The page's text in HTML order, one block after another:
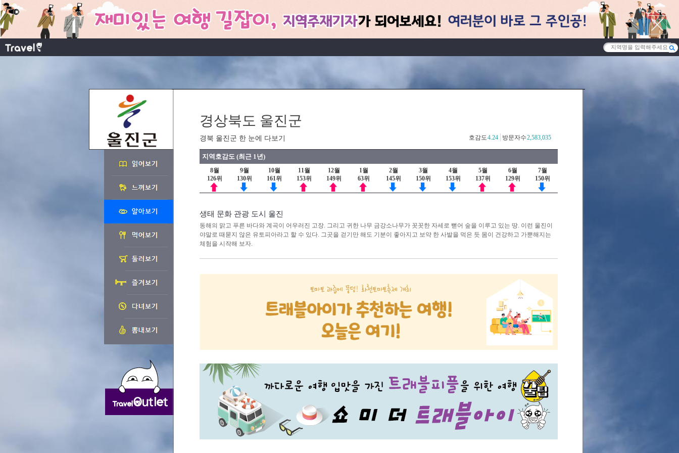
경상북도 울진군
경북 울진군 한 눈에 다보기 방문자수2,583,035
호감도4.24
지역호감도 (최근 1년)
8월
126위
9월
130위
10월
161위
11월
153위
12월
149위
1월
63위
2월
145위
3월
150위
4월
153위
5월
137위
6월
129위
7월
150위
생태 문화 관광 도시 울진
동해의 맑고 푸른 바다와 계곡이 어우러진 고장. 그리고 귀한 나무 금강소나무가 꼿꼿한 자세로 뻗어 숲을 이루고 있는 땅. 이런 울진이
야말로 때묻지 않은 유토피아라고 할 수 있다. 그곳을 걷기만 해도 기분이 좋아지고 보약 한 사발을 먹은 듯 몸이 건강하고 가뿐해지는
체험을 시작해 보자.